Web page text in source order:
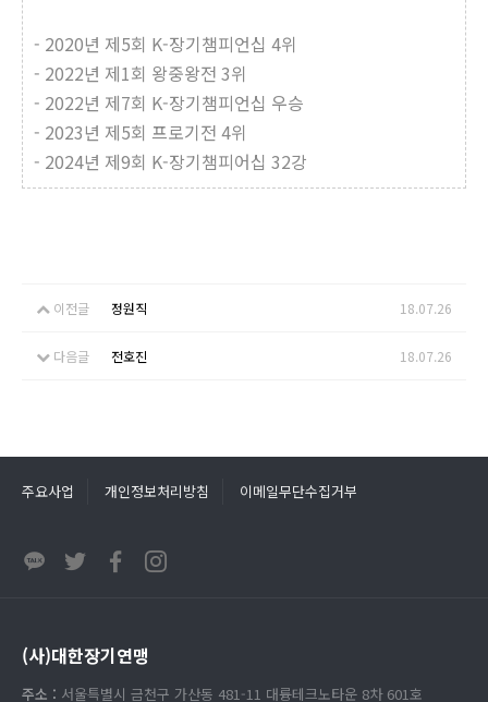
- 2020년 제5회 K-장기챔피언십 4위
- 2022년 제1회 왕중왕전 3위
- 2022년 제7회 K-장기챔피언십 우승
- 2023년 제5회 프로기전 4위
- 2024년 제9회 K-장기챔피어십 32강
이전글 정원직 18.07.26
다음글 전호진 18.07.26
주요사업 개인정보처리방침 이메일무단수집거부
(사)대한장기연맹
주소 : 서울특별시 금천구 가산동 481-11 대륭테크노타운 8차 601호